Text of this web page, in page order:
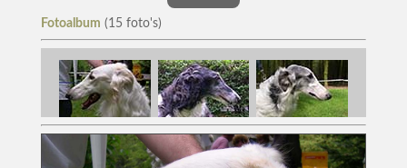
Fotoalbum (15 foto's)